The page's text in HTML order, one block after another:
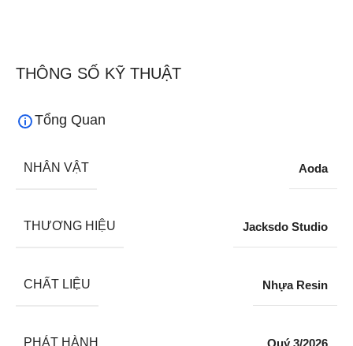
THÔNG SỐ KỸ THUẬT
Tổng Quan
NHÂN VẬT Aoda
THƯƠNG HIỆU Jacksdo Studio
CHẤT LIỆU Nhựa Resin
PHÁT HÀNH